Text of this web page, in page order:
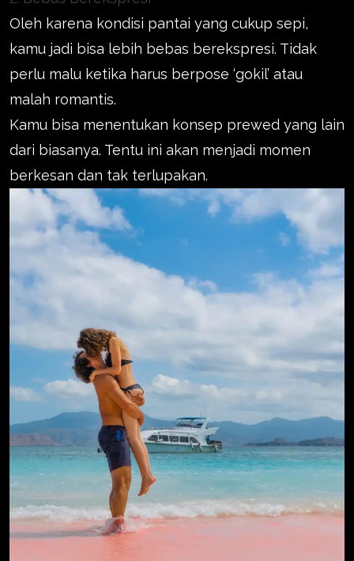
Oleh karena kondisi pantai yang cukup sepi,
kamu jadi bisa lebih bebas berekspresi. Tidak
perlu malu ketika harus berpose ‘gokil’ atau
malah romantis.
Kamu bisa menentukan konsep prewed yang lain
dari biasanya. Tentu ini akan menjadi momen
berkesan dan tak terlupakan.